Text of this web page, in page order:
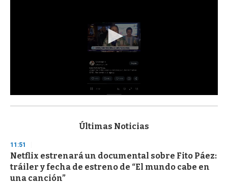
s
d
s
o
f
3
Últimas Noticias
11:51
Netflix estrenará un documental sobre Fito Páez:
tráiler y fecha de estreno de “El mundo cabe en
una canción”